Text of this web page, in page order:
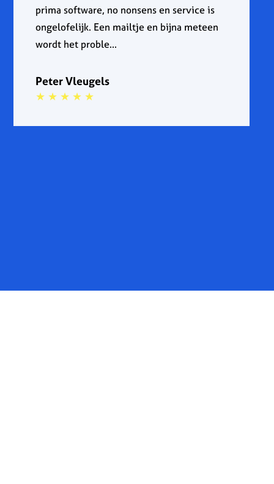
prima software, no nonsens en service is
ongelofelijk. Een mailtje en bijna meteen
wordt het proble...
Peter Vleugels
★ ★ ★ ★ ★